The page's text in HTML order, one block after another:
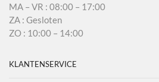
MA – VR : 08:00 – 17:00
ZA : Gesloten
ZO : 10:00 – 14:00
KLANTENSERVICE